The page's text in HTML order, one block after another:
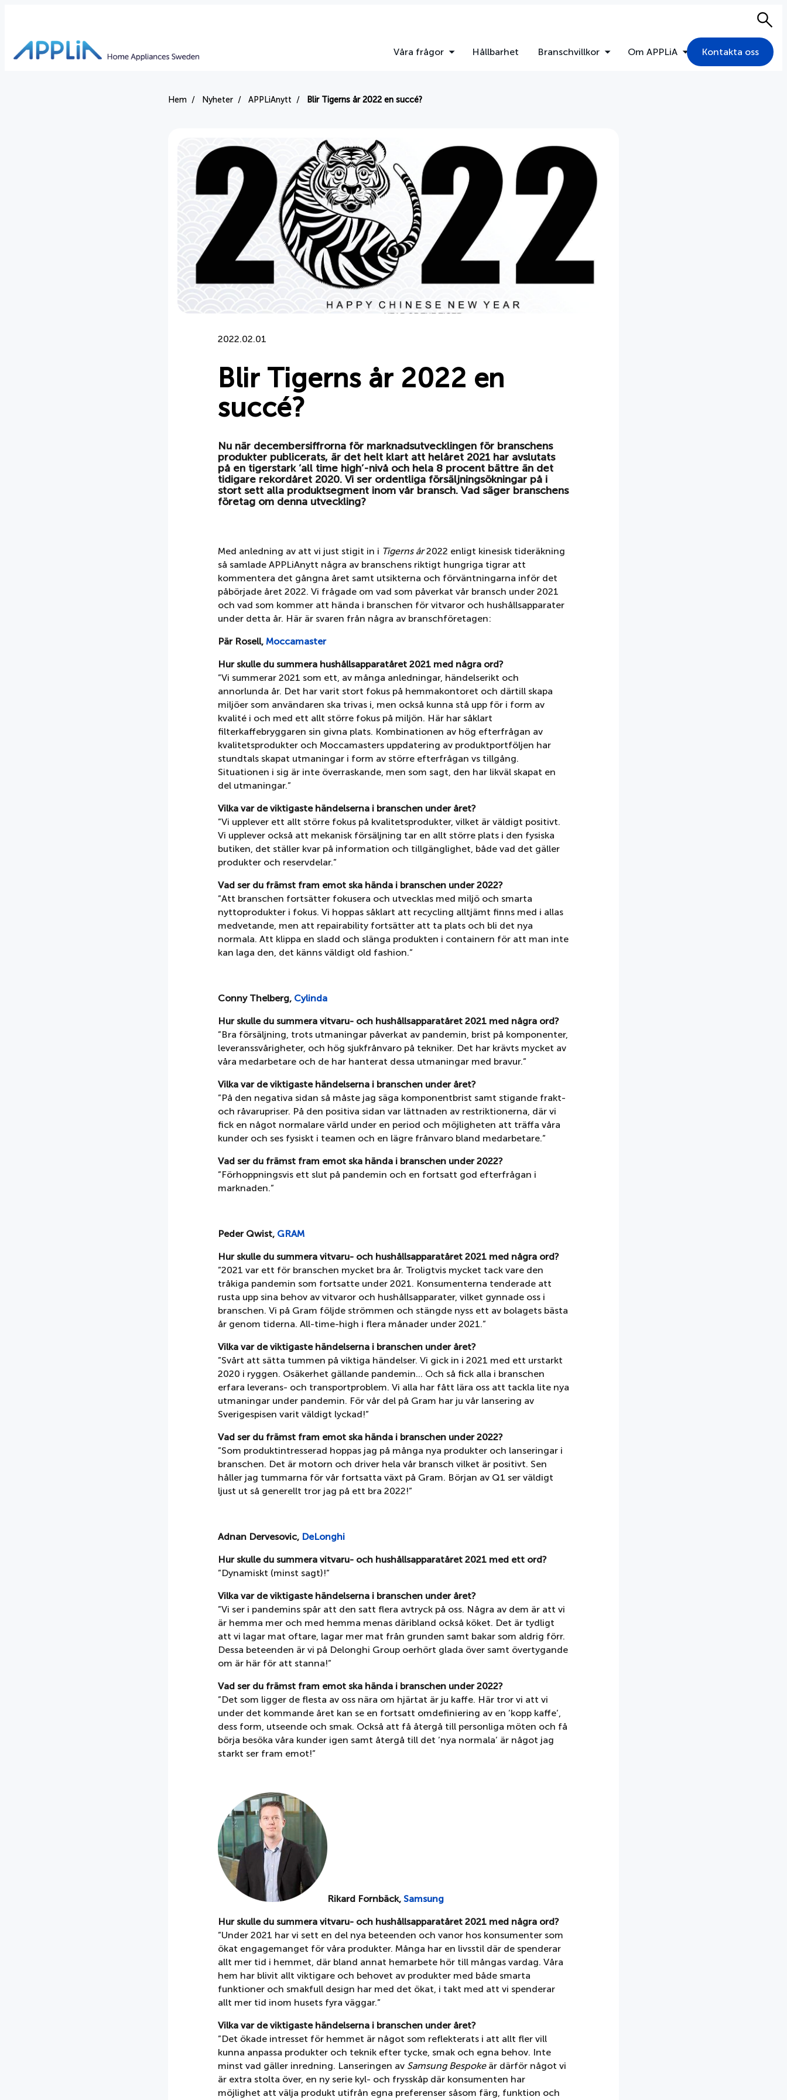
Sök
Våra frågor Hållbarhet Branschvillkor Om APPLiA Kontakta oss
Hem Nyheter APPLiAnytt Blir Tigerns år 2022 en succé?
2022.02.01
Blir Tigerns år 2022 en
succé?
Nu när decembersiffrorna för marknadsutvecklingen för branschens
produkter publicerats, är det helt klart att helåret 2021 har avslutats
på en tigerstark ’all time high’-nivå och hela 8 procent bättre än det
tidigare rekordåret 2020. Vi ser ordentliga försäljningsökningar på i
stort sett alla produktsegment inom vår bransch. Vad säger branschens
företag om denna utveckling?
Med anledning av att vi just stigit in i Tigerns år2022 enligt kinesisk tideräkning
så samlade APPLiAnytt några av branschens riktigt hungriga tigrar att
kommentera det gångna året samt utsikterna och förväntningarna inför det
påbörjade året 2022. Vi frågade om vad som påverkat vår bransch under 2021
och vad som kommer att hända i branschen för vitvaror och hushållsapparater
under detta år. Här är svaren från några av branschföretagen:
Pär Rosell, Moccamaster
Hur skulle du summera hushållsapparatåret 2021 med några ord?
”Vi summerar 2021 som ett, av många anledningar, händelserikt och
annorlunda år. Det har varit stort fokus på hemmakontoret och därtill skapa
miljöer som användaren ska trivas i, men också kunna stå upp för i form av
kvalité i och med ett allt större fokus på miljön. Här har såklart
filterkaffebryggaren sin givna plats. Kombinationen av hög efterfrågan av
kvalitetsprodukter och Moccamasters uppdatering av produktportföljen har
stundtals skapat utmaningar i form av större efterfrågan vs tillgång.
Situationen i sig är inte överraskande, men som sagt, den har likväl skapat en
del utmaningar.”
Vilka var de viktigaste händelserna i branschen under året?
”Vi upplever ett allt större fokus på kvalitetsprodukter, vilket är väldigt positivt.
Vi upplever också att mekanisk försäljning tar en allt större plats i den fysiska
butiken, det ställer kvar på information och tillgänglighet, både vad det gäller
produkter och reservdelar.”
Vad ser du främst fram emot ska hända i branschen under 2022?
”Att branschen fortsätter fokusera och utvecklas med miljö och smarta
nyttoprodukter i fokus. Vi hoppas såklart att recycling alltjämt finns med i allas
medvetande, men att repairability fortsätter att ta plats och bli det nya
normala. Att klippa en sladd och slänga produkten i containern för att man inte
kan laga den, det känns väldigt old fashion.”
Conny Thelberg, Cylinda
Hur skulle du summera vitvaru- och hushållsapparatåret 2021 med några ord?
”Bra försäljning, trots utmaningar påverkat av pandemin, brist på komponenter,
leveranssvårigheter, och hög sjukfrånvaro på tekniker. Det har krävts mycket av
våra medarbetare och de har hanterat dessa utmaningar med bravur.”
Vilka var de viktigaste händelserna i branschen under året?
”På den negativa sidan så måste jag säga komponentbrist samt stigande frakt-
och råvarupriser. På den positiva sidan var lättnaden av restriktionerna, där vi
fick en något normalare värld under en period och möjligheten att träffa våra
kunder och ses fysiskt i teamen och en lägre frånvaro bland medarbetare.”
Vad ser du främst fram emot ska hända i branschen under 2022?
”Förhoppningsvis ett slut på pandemin och en fortsatt god efterfrågan i
marknaden.”
Peder Qwist, GRAM
Hur skulle du summera vitvaru- och hushållsapparatåret 2021 med några ord?
”2021 var ett för branschen mycket bra år. Troligtvis mycket tack vare den
tråkiga pandemin som fortsatte under 2021. Konsumenterna tenderade att
rusta upp sina behov av vitvaror och hushållsapparater, vilket gynnade oss i
branschen. Vi på Gram följde strömmen och stängde nyss ett av bolagets bästa
år genom tiderna. All-time-high i flera månader under 2021.”
Vilka var de viktigaste händelserna i branschen under året?
”Svårt att sätta tummen på viktiga händelser. Vi gick in i 2021 med ett urstarkt
2020 i ryggen. Osäkerhet gällande pandemin… Och så fick alla i branschen
erfara leverans- och transportproblem. Vi alla har fått lära oss att tackla lite nya
utmaningar under pandemin. För vår del på Gram har ju vår lansering av
Sverigespisen varit väldigt lyckad!”
Vad ser du främst fram emot ska hända i branschen under 2022?
”Som produktintresserad hoppas jag på många nya produkter och lanseringar i
branschen. Det är motorn och driver hela vår bransch vilket är positivt. Sen
håller jag tummarna för vår fortsatta växt på Gram. Början av Q1 ser väldigt
ljust ut så generellt tror jag på ett bra 2022!”
Adnan Dervesovic, DeLonghi
Hur skulle du summera vitvaru- och hushållsapparatåret 2021 med ett ord?
”Dynamiskt (minst sagt)!”
Vilka var de viktigaste händelserna i branschen under året?
”Vi ser i pandemins spår att den satt flera avtryck på oss. Några av dem är att vi
är hemma mer och med hemma menas däribland också köket. Det är tydligt
att vi lagar mat oftare, lagar mer mat från grunden samt bakar som aldrig förr.
Dessa beteenden är vi på Delonghi Group oerhört glada över samt övertygande
om är här för att stanna!”
Vad ser du främst fram emot ska hända i branschen under 2022?
”Det som ligger de flesta av oss nära om hjärtat är ju kaffe. Här tror vi att vi
under det kommande året kan se en fortsatt omdefiniering av en ’kopp kaffe’,
dess form, utseende och smak. Också att få återgå till personliga möten och få
börja besöka våra kunder igen samt återgå till det ’nya normala’ är något jag
starkt ser fram emot!”
Rikard Fornbäck, Samsung
Hur skulle du summera vitvaru- och hushållsapparatåret 2021 med några ord?
”Under 2021 har vi sett en del nya beteenden och vanor hos konsumenter som
ökat engagemanget för våra produkter. Många har en livsstil där de spenderar
allt mer tid i hemmet, där bland annat hemarbete hör till mångas vardag. Våra
hem har blivit allt viktigare och behovet av produkter med både smarta
funktioner och smakfull design har med det ökat, i takt med att vi spenderar
allt mer tid inom husets fyra väggar.”
Vilka var de viktigaste händelserna i branschen under året?
”Det ökade intresset för hemmet är något som reflekterats i att allt fler vill
kunna anpassa produkter och teknik efter tycke, smak och egna behov. Inte
minst vad gäller inredning. Lanseringen av Samsung Bespokeär därför något vi
är extra stolta över, en ny serie kyl- och frysskåp där konsumenten har
möjlighet att välja produkt utifrån egna preferenser såsom färg, funktion och